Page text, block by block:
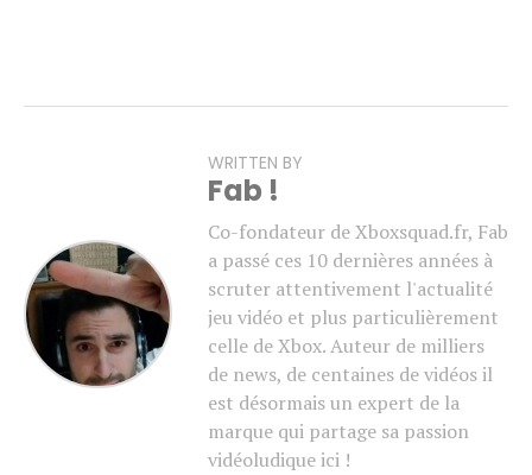
WRITTEN BY
Fab !
Co-fondateur de Xboxsquad.fr, Fab
a passé ces 10 dernières années à
scruter attentivement l'actualité
jeu vidéo et plus particulièrement
celle de Xbox. Auteur de milliers
de news, de centaines de vidéos il
est désormais un expert de la
marque qui partage sa passion
vidéoludique ici !